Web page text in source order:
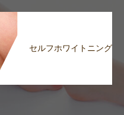
セルフホワイトニング